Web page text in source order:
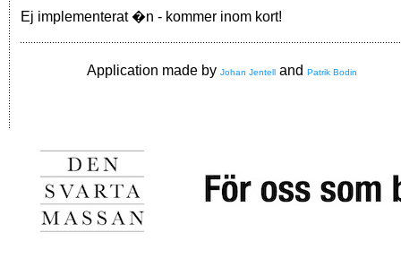
Ej implementerat �n - kommer inom kort!
Application made by Johan Jentell and Patrik Bodin